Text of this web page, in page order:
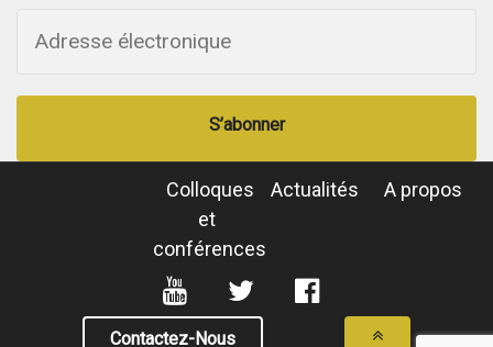
S’abonner
A propos
Actualités
Colloques
et
conférences
Contactez-Nous